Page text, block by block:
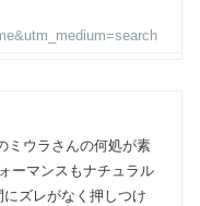
ミウラさんの何処が素
ーマンスもナチュラル
ズレがなく押しつけ